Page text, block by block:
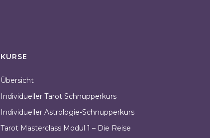
KURSE
Übersicht
Individueller Tarot Schnupperkurs
Individueller Astrologie-Schnupperkurs
Tarot Masterclass Modul 1 – Die Reise